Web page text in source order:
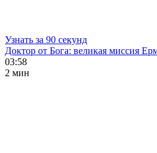
Узнать за 90 секунд
Доктор от Бога: великая миссия
03:58
2 мин